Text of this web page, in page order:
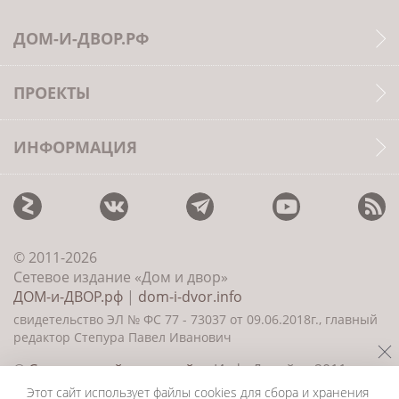
ДОМ-И-ДВОР.РФ
ПРОЕКТЫ
ИНФОРМАЦИЯ
© 2011-2026
Сетевое издание «Дом и двор»
ДОМ-и-ДВОР.рф | dom-i-dvor.info
свидетельство ЭЛ № ФС 77 - 73037 от 09.06.2018г., главный
редактор Степура Павел Иванович
©Создание сайта и дизайн«ИнфоДизайн» 2011—
2026
Этот сайт использует файлы cookies для сбора и хранения